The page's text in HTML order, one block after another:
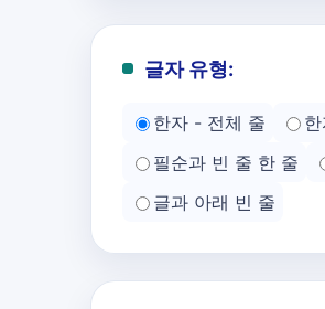
글자 유형:
한자 - 전체 줄
필순과 빈 줄 한 줄
글과 아래 빈 줄